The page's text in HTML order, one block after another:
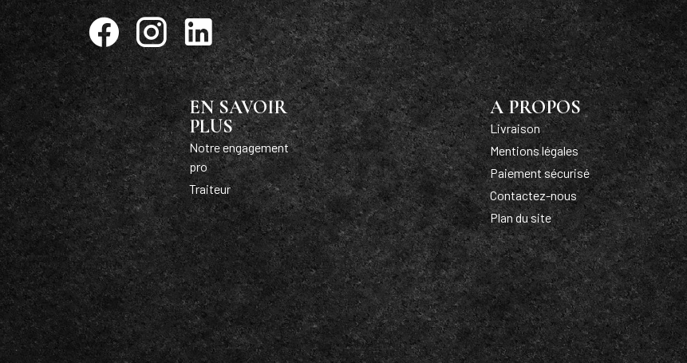
EN SAVOIR
PLUS
Notre engagement
pro
Traiteur
A PROPOS
Livraison
Mentions légales
Paiement sécurisé
Contactez-nous
Plan du site